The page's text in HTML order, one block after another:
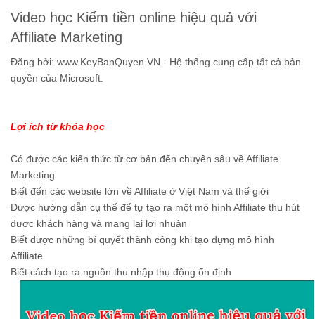
Video học Kiếm tiền online hiệu quả với
Affiliate Marketing
Đăng bởi: www.KeyBanQuyen.VN - Hệ thống cung cấp tất cả bản
quyền của Microsoft.
Lợi ích từ khóa học
Có được các kiến thức từ cơ bản đến chuyên sâu về Affiliate
Marketing
Biết đến các website lớn về Affiliate ở Việt Nam và thế giới
Được hướng dẫn cụ thể để tự tạo ra một mô hình Affiliate thu hút
được khách hàng và mang lại lợi nhuận
Biết được những bí quyết thành công khi tạo dựng mô hình
Affiliate.
Biết cách tạo ra nguồn thu nhập thụ động ổn định